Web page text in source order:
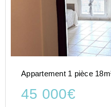
Appartement 1 pièce
45 000€